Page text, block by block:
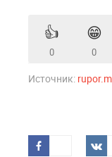
👍
0
😁
0
Источник: